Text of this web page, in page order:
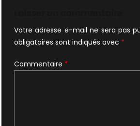
Votre adresse e-mail ne sera pas
obligatoires sont indiqués avec *
Commentaire *